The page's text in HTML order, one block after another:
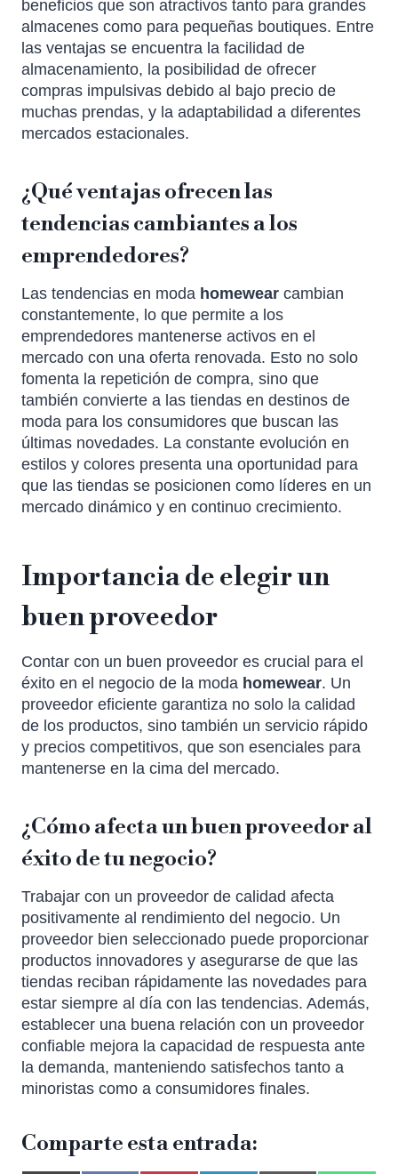
beneficios que son atractivos tanto para grandes
almacenes como para pequeñas boutiques. Entre
las ventajas se encuentra la facilidad de
almacenamiento, la posibilidad de ofrecer
compras impulsivas debido al bajo precio de
muchas prendas, y la adaptabilidad a diferentes
mercados estacionales.
¿Qué ventajas ofrecen las
tendencias cambiantes a los
emprendedores?
Las tendencias en moda homewear cambian
constantemente, lo que permite a los
emprendedores mantenerse activos en el
mercado con una oferta renovada. Esto no solo
fomenta la repetición de compra, sino que
también convierte a las tiendas en destinos de
moda para los consumidores que buscan las
últimas novedades. La constante evolución en
estilos y colores presenta una oportunidad para
que las tiendas se posicionen como líderes en un
mercado dinámico y en continuo crecimiento.
Importancia de elegir un
buen proveedor
Contar con un buen proveedor es crucial para el
éxito en el negocio de la moda homewear. Un
proveedor eficiente garantiza no solo la calidad
de los productos, sino también un servicio rápido
y precios competitivos, que son esenciales para
mantenerse en la cima del mercado.
¿Cómo afecta un buen proveedor al
éxito de tu negocio?
Trabajar con un proveedor de calidad afecta
positivamente al rendimiento del negocio. Un
proveedor bien seleccionado puede proporcionar
productos innovadores y asegurarse de que las
tiendas reciban rápidamente las novedades para
estar siempre al día con las tendencias. Además,
establecer una buena relación con un proveedor
confiable mejora la capacidad de respuesta ante
la demanda, manteniendo satisfechos tanto a
minoristas como a consumidores finales.
Comparte esta entrada: